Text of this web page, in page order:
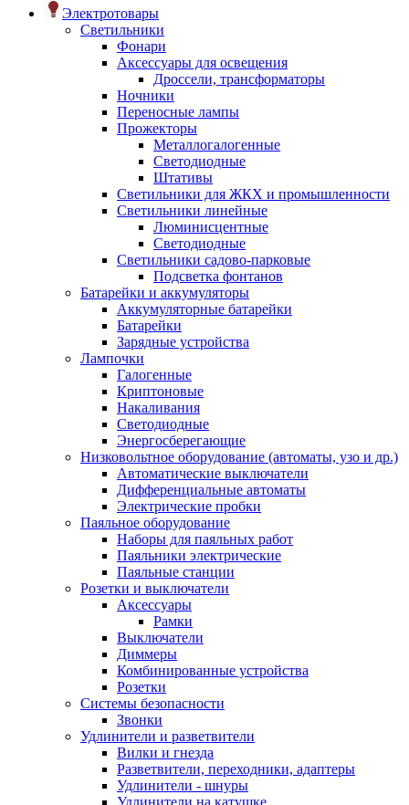
Электротовары
Светильники
Фонари
Аксессуары для освещения
Дроссели, трансформаторы
Ночники
Переносные лампы
Прожекторы
Металлогалогенные
Светодиодные
Штативы
Светильники для ЖКХ и промышленности
Светильники линейные
Люминисцентные
Светодиодные
Светильники садово-парковые
Подсветка фонтанов
Батарейки и аккумуляторы
Аккумуляторные батарейки
Батарейки
Зарядные устройства
Лампочки
Галогенные
Криптоновые
Накаливания
Светодиодные
Энергосберегающие
Низковольтное оборудование (автоматы, узо и др.)
Автоматические выключатели
Дифференциальные автоматы
Электрические пробки
Паяльное оборудование
Наборы для паяльных работ
Паяльники электрические
Паяльные станции
Розетки и выключатели
Аксессуары
Рамки
Выключатели
Диммеры
Комбинированные устройства
Розетки
Системы безопасности
Звонки
Удлинители и разветвители
Вилки и гнезда
Разветвители, переходники, адаптеры
Удлинители - шнуры
Удлинители на катушке